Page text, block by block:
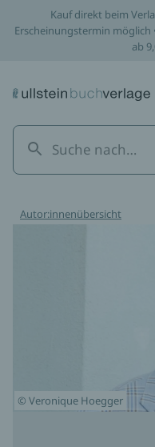
Kauf direkt beim
Erscheinungstermin möglich
ab
Autor:innenübersicht
© Veronique Hoegger